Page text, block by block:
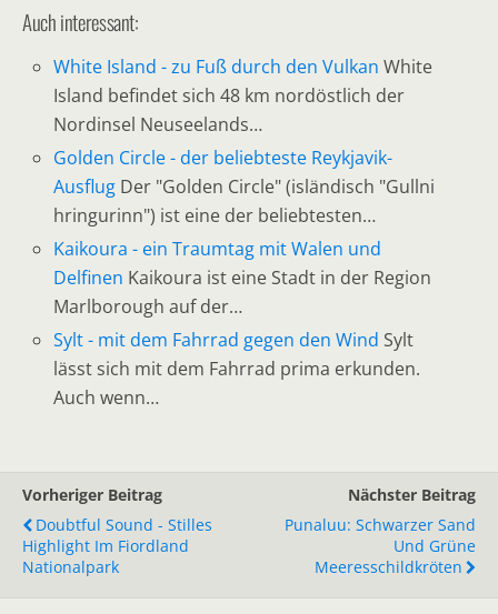
Auch interessant:
White Island - zu Fuß durch den Vulkan White
Island befindet sich 48 km nordöstlich der
Nordinsel Neuseelands…
Golden Circle - der beliebteste Reykjavik-
Ausflug Der "Golden Circle" (isländisch "Gullni
hringurinn") ist eine der beliebtesten…
Kaikoura - ein Traumtag mit Walen und
Delfinen Kaikoura ist eine Stadt in der Region
Marlborough auf der…
Sylt - mit dem Fahrrad gegen den Wind Sylt
lässt sich mit dem Fahrrad prima erkunden.
Auch wenn…
Vorheriger Beitrag
Doubtful Sound - Stilles
Highlight Im Fiordland
Nationalpark
Nächster Beitrag
Punaluu: Schwarzer Sand
Und Grüne
Meeresschildkröten